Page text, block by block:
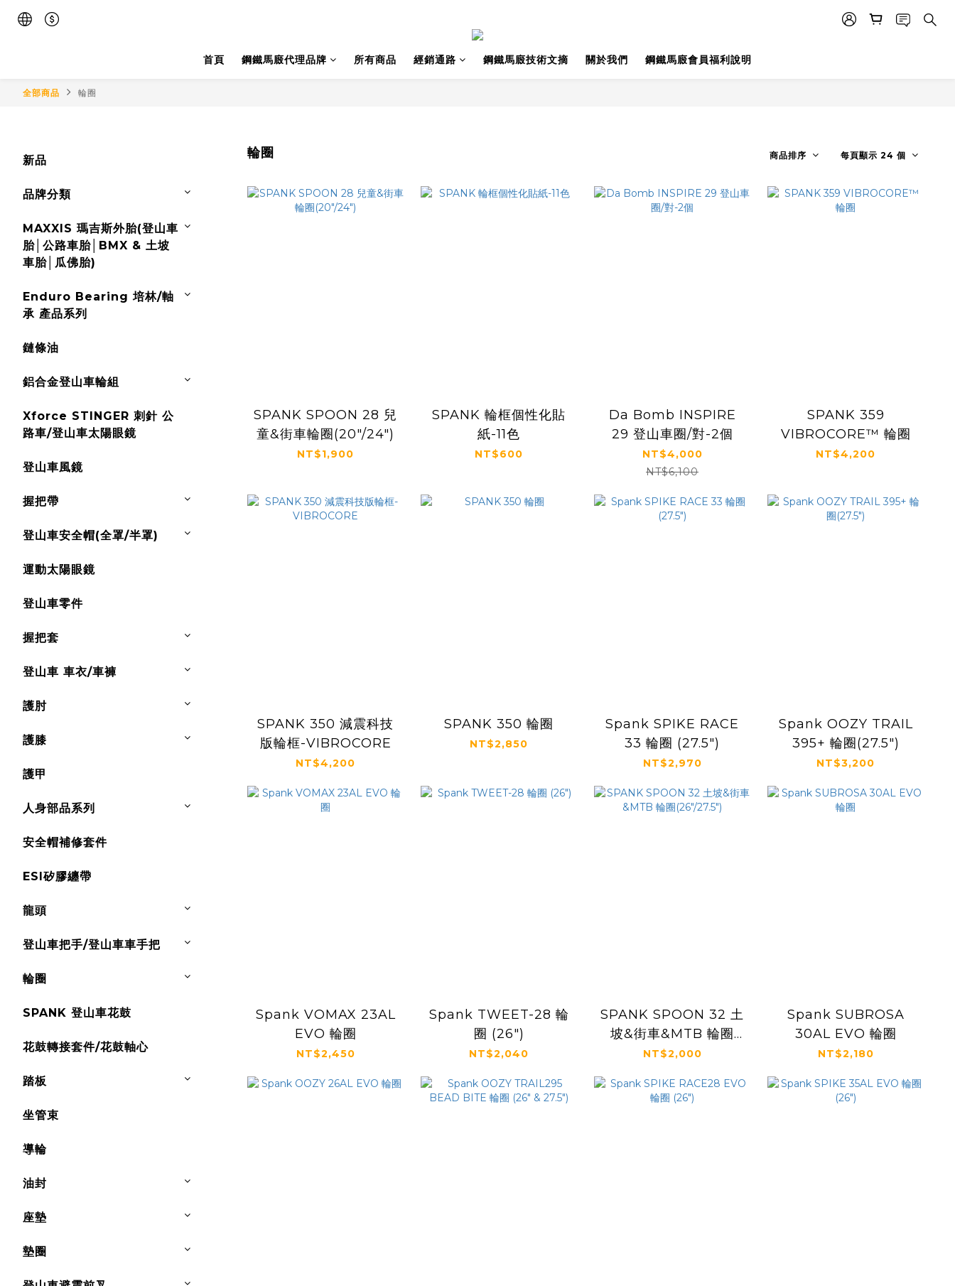
首頁 鋼鐵馬廄代理品牌 所有商品 經銷通路 鋼鐵馬廄技術文摘 關於我們 鋼鐵馬廄會員福利說明
全部商品 輪圈
新品
品牌分類
MAXXIS 瑪吉斯外胎(登山車
胎│公路車胎│BMX & 土坡
車胎│瓜佛胎)
Enduro Bearing 培林/軸
承 產品系列
鏈條油
鋁合金登山車輪組
Xforce STINGER 刺針 公
路車/登山車太陽眼鏡
登山車風鏡
握把帶
登山車安全帽(全罩/半罩)
運動太陽眼鏡
登山車零件
握把套
登山車 車衣/車褲
護肘
護膝
護甲
人身部品系列
安全帽補修套件
ESI矽膠纏帶
龍頭
登山車把手/登山車車手把
輪圈
SPANK 登山車花鼓
花鼓轉接套件/花鼓軸心
踏板
坐管束
導輪
油封
座墊
墊圈
輪圈 商品排序 每頁顯示 24 個
SPANK SPOON 28 兒
童&街車輪圈(20"/24")
NT$1,900
SPANK 輪框個性化貼
紙-11色
NT$600
Da Bomb INSPIRE
29 登山車圈/對-2個
NT$4,000
NT$6,100
SPANK 359
VIBROCORE™ 輪圈
NT$4,200
SPANK 350 減震科技
版輪框-VIBROCORE
NT$4,200
SPANK 350 輪圈
NT$2,850
Spank SPIKE RACE
33 輪圈 (27.5")
NT$2,970
Spank OOZY TRAIL
395+ 輪圈(27.5")
NT$3,200
Spank VOMAX 23AL
EVO 輪圈
NT$2,450
Spank TWEET-28 輪
圈 (26")
NT$2,040
SPANK SPOON 32 土
坡&街車&MTB 輪圈
(26"/27.5")
NT$2,000
Spank SUBROSA
30AL EVO 輪圈
NT$2,180